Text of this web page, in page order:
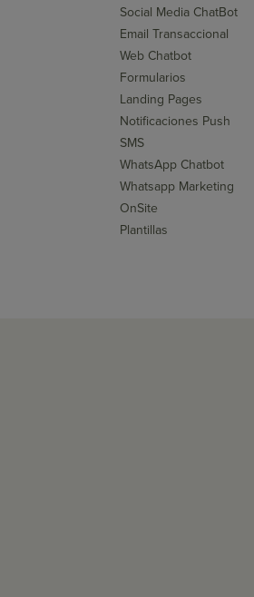
Social Media ChatBot
Email Transaccional
Web Chatbot
Formularios
Landing Pages
Notificaciones Push
SMS
WhatsApp Chatbot
Whatsapp Marketing
OnSite
Plantillas